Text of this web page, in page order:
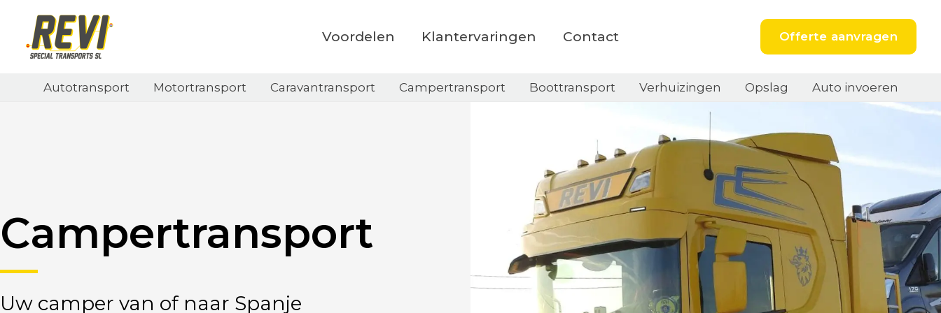
Voordelen Klantervaringen Contact Offerte aanvragen
Autotransport Motortransport Caravantransport Campertransport Boottransport Verhuizingen Opslag Auto invoeren
Campertransport
Uw camper van of naar Spanje